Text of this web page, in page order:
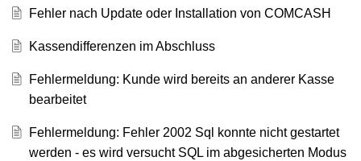
Fehler nach Update oder Installation von COMCASH
Kassendifferenzen im Abschluss
Fehlermeldung: Kunde wird bereits an anderer Kasse
bearbeitet
Fehlermeldung: Fehler 2002 Sql konnte nicht gestartet
werden - es wird versucht SQL im abgesicherten Modus